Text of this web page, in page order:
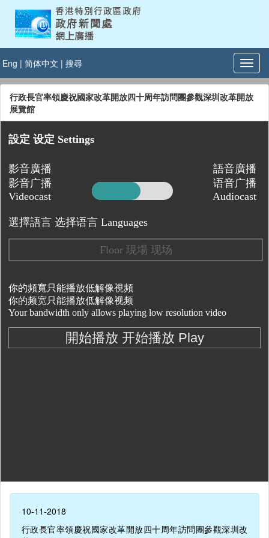
Eng | 简体中文 | 搜尋
行政長官率領慶祝國家改革開放四十周年訪問團參觀深圳改革開放
展覽館
10-11-2018
行政長官率領慶祝國家改革開放四十周年訪問團參觀深圳改